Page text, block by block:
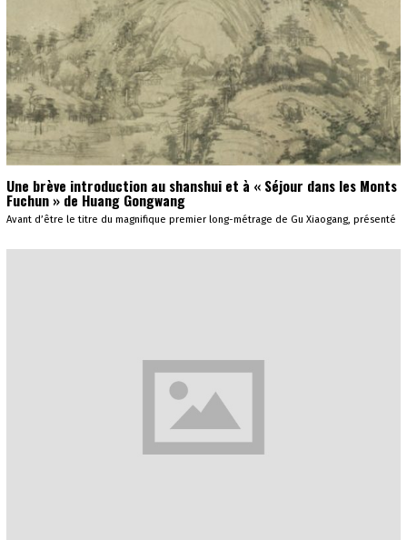
Une brève introduction au shanshui et à « Séjour dans les Monts
Fuchun » de Huang Gongwang
Avant d’être le titre du magnifique premier long-métrage de Gu Xiaogang, présenté